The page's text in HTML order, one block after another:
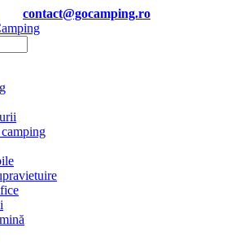
contact@gocamping.ro